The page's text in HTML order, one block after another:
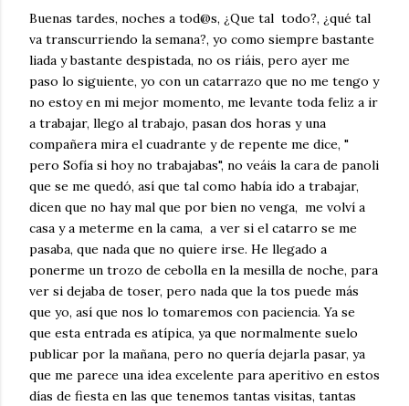
Buenas tardes, noches a tod@s, ¿Que tal todo?, ¿qué tal
va transcurriendo la semana?, yo como siempre bastante
liada y bastante despistada, no os riáis, pero ayer me
paso lo siguiente, yo con un catarrazo que no me tengo y
no estoy en mi mejor momento, me levante toda feliz a ir
a trabajar, llego al trabajo, pasan dos horas y una
compañera mira el cuadrante y de repente me dice, "
pero Sofía si hoy no trabajabas", no veáis la cara de panoli
que se me quedó, así que tal como había ido a trabajar,
dicen que no hay mal que por bien no venga, me volví a
casa y a meterme en la cama, a ver si el catarro se me
pasaba, que nada que no quiere irse. He llegado a
ponerme un trozo de cebolla en la mesilla de noche, para
ver si dejaba de toser, pero nada que la tos puede más
que yo, así que nos lo tomaremos con paciencia. Ya se
que esta entrada es atípica, ya que normalmente suelo
publicar por la mañana, pero no quería dejarla pasar, ya
que me parece una idea excelente para aperitivo en estos
días de fiesta en las que tenemos tantas visitas, tantas